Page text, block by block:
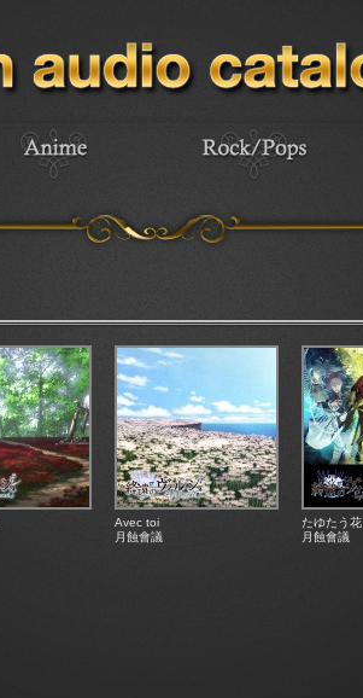
Avec toi
月蝕會議
たゆたう花
月蝕會議